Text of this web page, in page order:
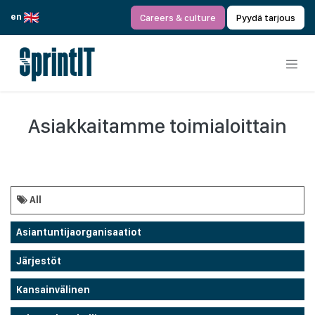
en
Careers & culture Pyydä tarjous
Asiakkaitamme toimialoittain
All
Asiantuntijaorganisaatiot
Järjestöt
Kansainvälinen